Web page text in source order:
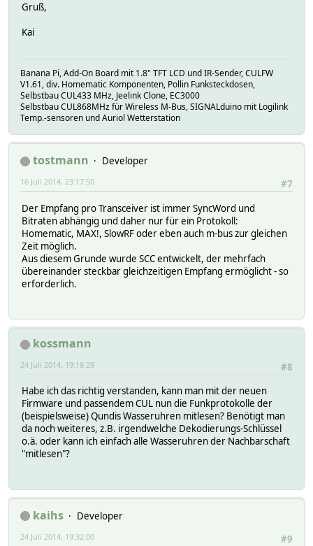
Gruß,
Kai
Banana Pi, Add-On Board mit 1.8" TFT LCD und IR-Sender, CULFW
V1.61, div. Homematic Komponenten, Pollin Funksteckdosen,
Selbstbau CUL433 MHz, Jeelink Clone, EC3000
Selbstbau CUL868MHz für Wireless M-Bus, SIGNALduino mit Logilink
Temp.-sensoren und Auriol Wetterstation
tostmann
Developer
#7
16 Juli 2014, 23:17:50
Der Empfang pro Transceiver ist immer SyncWord und
Bitraten abhängig und daher nur für ein Protokoll:
Homematic, MAX!, SlowRF oder eben auch m-bus zur gleichen
Zeit möglich.
Aus diesem Grunde wurde SCC entwickelt, der mehrfach
übereinander steckbar gleichzeitigen Empfang ermöglicht - so
erforderlich.
kossmann
#8
24 Juli 2014, 19:18:29
Habe ich das richtig verstanden, kann man mit der neuen
Firmware und passendem CUL nun die Funkprotokolle der
(beispielsweise) Qundis Wasseruhren mitlesen? Benötigt man
da noch weiteres, z.B. irgendwelche Dekodierungs-Schlüssel
o.ä. oder kann ich einfach alle Wasseruhren der Nachbarschaft
"mitlesen"?
kaihs
Developer
#9
24 Juli 2014, 19:32:00